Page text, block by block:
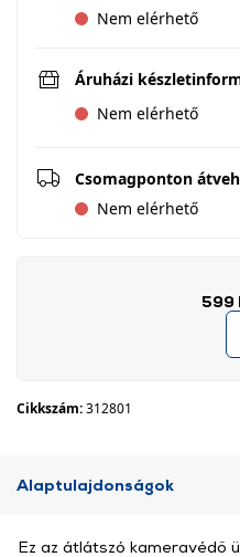
Nem elérhető
Áruházi
Nem elérhető
Csomagponton
Nem elérhető
599
Cikkszám:312801
Alaptulajdonságok
Ez az átlátszó kameravédő